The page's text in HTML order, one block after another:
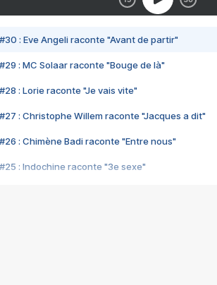
#30 : Eve Angeli raconte "Avant de partir"
#29 : MC Solaar raconte "Bouge de là"
#28 : Lorie raconte "Je vais vite"
#27 : Christophe Willem raconte "Jacques a dit"
#26 : Chimène Badi raconte "Entre nous"
#25 : Indochine raconte "3e sexe"